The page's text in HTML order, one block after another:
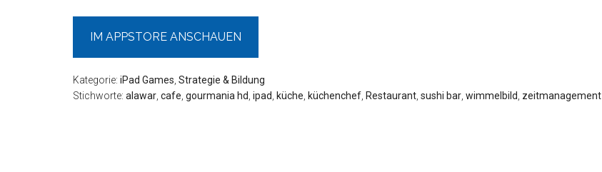
IM APPSTORE ANSCHAUEN
Kategorie: iPad Games Strategie & Bildung
Stichworte: alawar cafe gourmania hd ipad küche küchenchef Restaurant sushi bar wimmelbild zeitmanagement